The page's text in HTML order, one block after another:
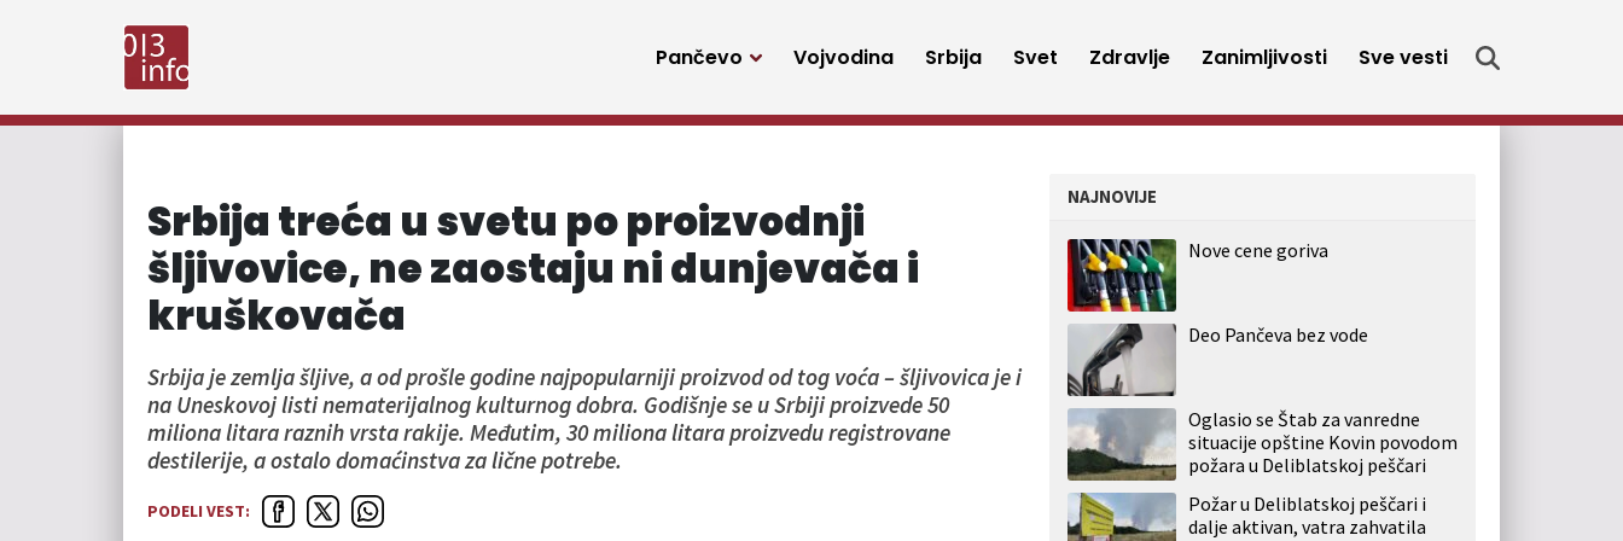
Pančevo Vojvodina Srbija Svet Zdravlje Zanimljivosti Sve vesti
Srbija treća u svetu po proizvodnji
šljivovice, ne zaostaju ni dunjevača i
kruškovača
Srbija je zemlja šljive, a od prošle godine najpopularniji proizvod od tog voća – šljivovica je i
na Uneskovoj listi nematerijalnog kulturnog dobra. Godišnje se u Srbiji proizvede 50
miliona litara raznih vrsta rakije. Međutim, 30 miliona litara proizvedu registrovane
destilerije, a ostalo domaćinstva za lične potrebe.
PODELI VEST:
NAJNOVIJE
Nove cene goriva
Deo Pančeva bez vode
Oglasio se Štab za vanredne
situacije opštine Kovin povodom
požara u Deliblatskoj peščari
Požar u Deliblatskoj peščari i
dalje aktivan, vatra zahvatila